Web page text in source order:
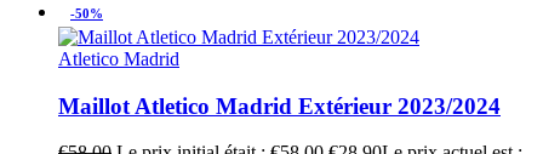
-50%
Atletico Madrid
Maillot Atletico Madrid Extérieur 2023/2024